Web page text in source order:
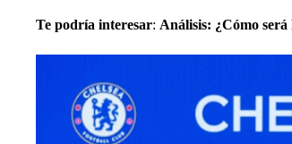
Te podría interesar: Análisis: ¿Cómo